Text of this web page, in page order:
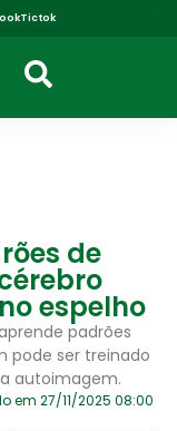
Tictok
de
espelho
padrões
pode ser treinado
autoimagem.
em 27/11/2025 08:00